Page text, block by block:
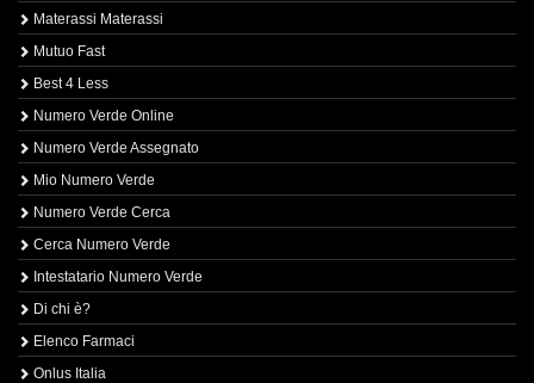
Materassi Materassi
Mutuo Fast
Best 4 Less
Numero Verde Online
Numero Verde Assegnato
Mio Numero Verde
Numero Verde Cerca
Cerca Numero Verde
Intestatario Numero Verde
Di chi è?
Elenco Farmaci
Onlus Italia